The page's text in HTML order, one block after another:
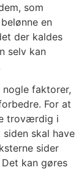
som
en
der kaldes
selv kan
faktorer,
For at
troværdig i
skal have
sider
kan gøres